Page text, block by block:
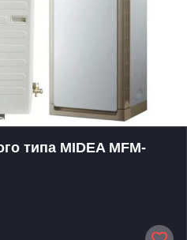
типа MIDEA MFM-